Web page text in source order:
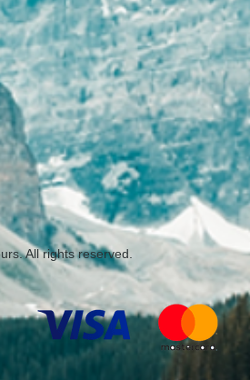
All rights reserved.